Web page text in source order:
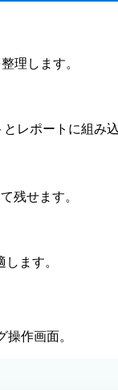
理します。
レポートに組み
残せます。
ます。
作画面。